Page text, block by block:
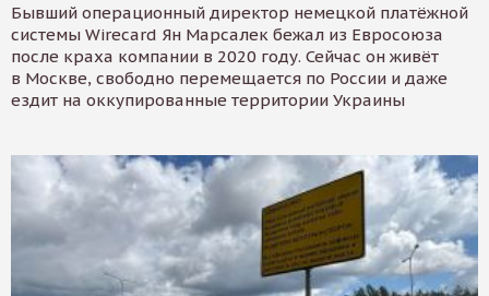
Бывший операционный директор немецкой платёжной
системы Wirecard Ян Марсалек бежал из Евросоюза
после краха компании в 2020 году. Сейчас он живёт
в Москве, свободно перемещается по России и даже
ездит на оккупированные территории Украины